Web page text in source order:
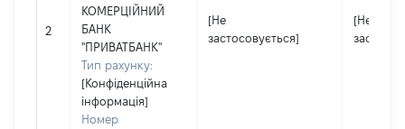
2
КОМЕРЦІЙНИЙ
БАНК
"ПРИВАТБАНК"
Тип рахунку:
[Конфіденційна
інформація]
Номер
[Не
застосовується]
[Не